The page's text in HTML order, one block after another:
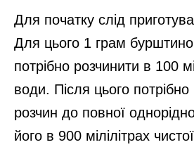
Для початку слід
Для цього 1 грам
потрібно розчинити в 100
води. Після цього
розчин до повної
його в 900 мілілітрах